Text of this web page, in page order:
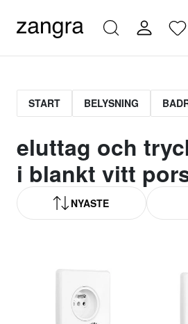
START BELYSNING
eluttag och
i blankt vitt
NYASTE